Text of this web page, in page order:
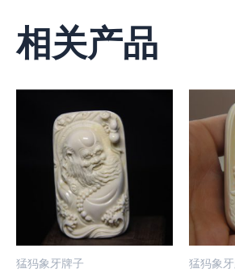
相关产品
猛犸象牙牌子 猛犸象